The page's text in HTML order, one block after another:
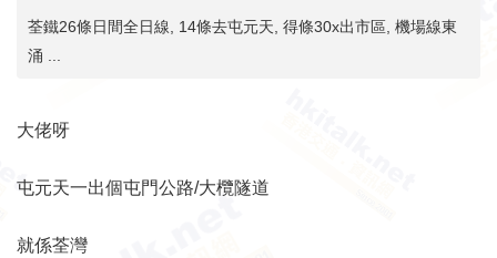
荃鐵26條日間全日線, 14條去屯元天, 得條30x出市區, 機場線東
涌 ...
大佬呀
屯元天一出個屯門公路/大欖隧道
就係荃灣